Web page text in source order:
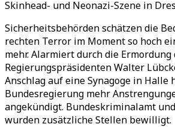
Skinhead- und Neonazi-Szene in
Sicherheitsbehörden schätzen die
rechten Terror im Moment so hoch
mehr. Alarmiert durch die Ermordung
Regierungspräsidenten Walter
Anschlag auf eine Synagoge in Halle
Bundesregierung mehr
angekündigt. Bundeskriminalamt
wurden zusätzliche Stellen bewilligt.